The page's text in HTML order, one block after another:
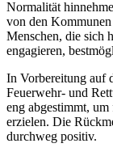
Normalität
von den
Menschen, die sich
engagieren,
In Vorbereitung auf
Feuerwehr- und
eng abgestimmt,
erzielen. Die
durchweg positiv.